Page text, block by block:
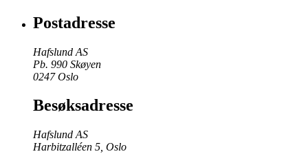
Postadresse
Hafslund AS
Pb. 990 Skøyen
0247 Oslo
Besøksadresse
Hafslund AS
Harbitzalléen 5, Oslo